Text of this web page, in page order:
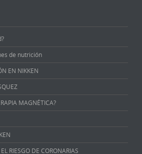
de nutrición
EN NIKKEN
MAGNÉTICA?
RIESGO DE CORONARIAS